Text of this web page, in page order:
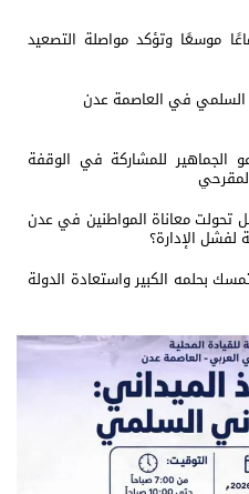
موسعًا وتؤكد مواصلة التصعيد
السلمي في العاصمة عدن
الجماهير للمشاركة في الوقفة
هل تحولت معاناة المواطنين في عدن
الإدارة؟
بحلمه الكبير واستعادة الدولة